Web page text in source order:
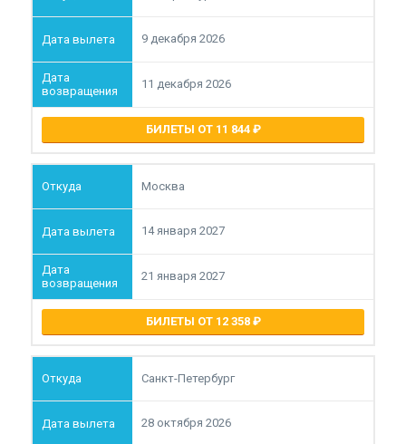
9 декабря 2026
11 декабря 2026
БИЛЕТЫ ОТ 11 844
Москва
14 января 2027
21 января 2027
БИЛЕТЫ ОТ 12 358
Санкт-Петербург
28 октября 2026